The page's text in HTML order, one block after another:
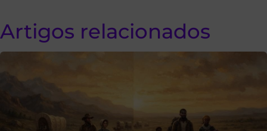
Artigos relacionados